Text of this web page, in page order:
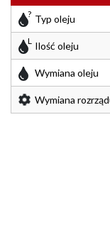
Typ oleju
Ilość oleju
Wymiana oleju
Wymiana